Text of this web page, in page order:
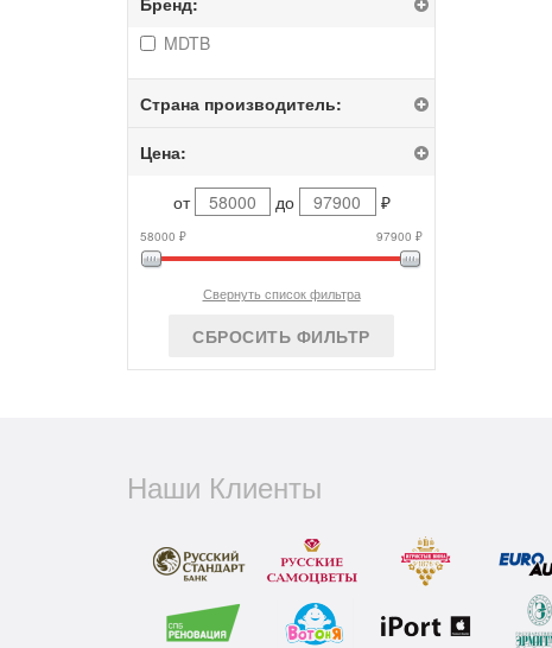
MDTB
Страна производитель:
Цена:
от до ₽
58000 ₽ 97900 ₽
Свернуть список фильтра
СБРОСИТЬ ФИЛЬТР
Наши Клиенты